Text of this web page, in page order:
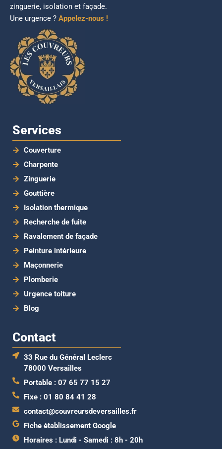
zinguerie, isolation et façade.
Une urgence ? Appelez-nous !
Services
Couverture
Charpente
Zinguerie
Gouttière
Isolation thermique
Recherche de fuite
Ravalement de façade
Peinture intérieure
Maçonnerie
Plomberie
Urgence toiture
Blog
Contact
33 Rue du Général Leclerc
78000 Versailles
Portable : 07 65 77 15 27
Fixe : 01 80 84 41 28
contact@couvreursdeversailles.fr
Fiche établissement Google
Horaires : Lundi - Samedi : 8h - 20h